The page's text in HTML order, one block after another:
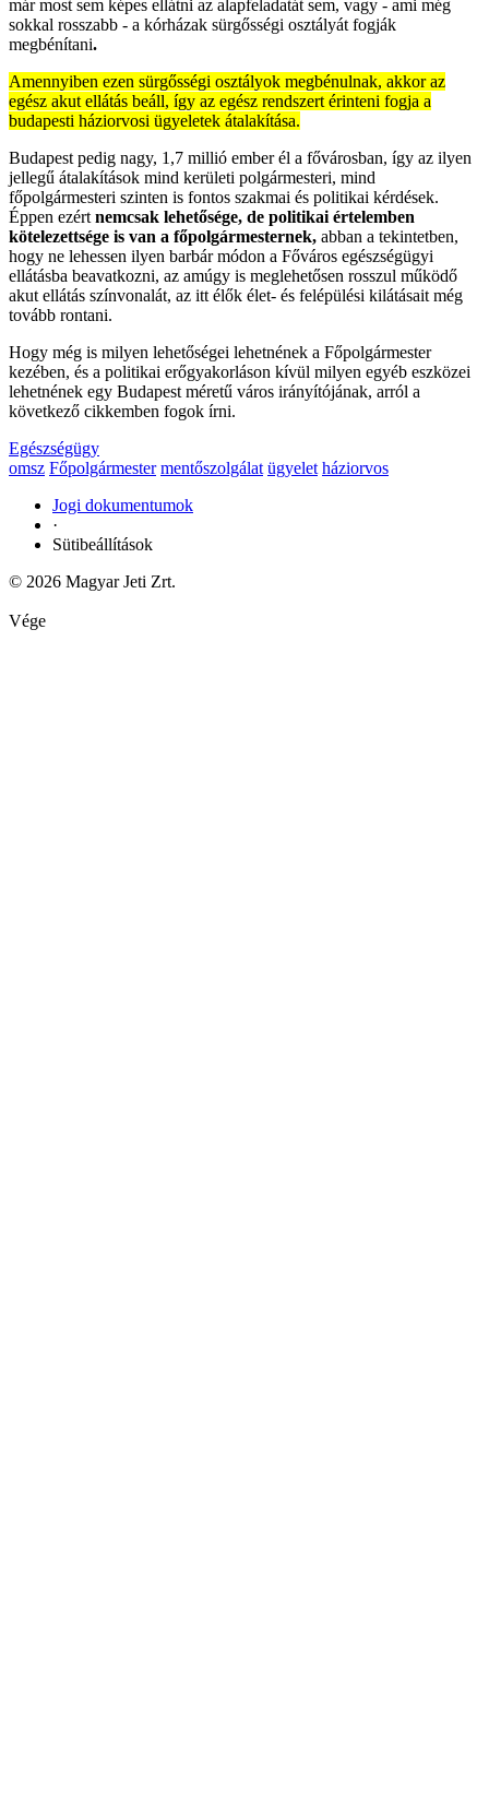
már most sem képes ellátni az alapfeladatát sem, vagy - ami még
sokkal rosszabb - a kórházak sürgősségi osztályát fogják
megbénítani.
Amennyiben ezen sürgősségi osztályok megbénulnak, akkor az
egész akut ellátás beáll, így az egész rendszert érinteni fogja a
budapesti háziorvosi ügyeletek átalakítása.
Budapest pedig nagy, 1,7 millió ember él a fővárosban, így az ilyen
jellegű átalakítások mind kerületi polgármesteri, mind
főpolgármesteri szinten is fontos szakmai és politikai kérdések.
Éppen ezért nemcsak lehetősége, de politikai értelemben
kötelezettsége is van a főpolgármesternek, abban a tekintetben,
hogy ne lehessen ilyen barbár módon a Főváros egészségügyi
ellátásba beavatkozni, az amúgy is meglehetősen rosszul működő
akut ellátás színvonalát, az itt élők élet- és felépülési kilátásait még
tovább rontani.
Hogy még is milyen lehetőségei lehetnének a Főpolgármester
kezében, és a politikai erőgyakorláson kívül milyen egyéb eszközei
lehetnének egy Budapest méretű város irányítójának, arról a
következő cikkemben fogok írni.
Egészségügy
omsz Főpolgármester mentőszolgálat ügyelet háziorvos
Jogi dokumentumok
·
Sütibeállítások
© 2026 Magyar Jeti Zrt.
Vége